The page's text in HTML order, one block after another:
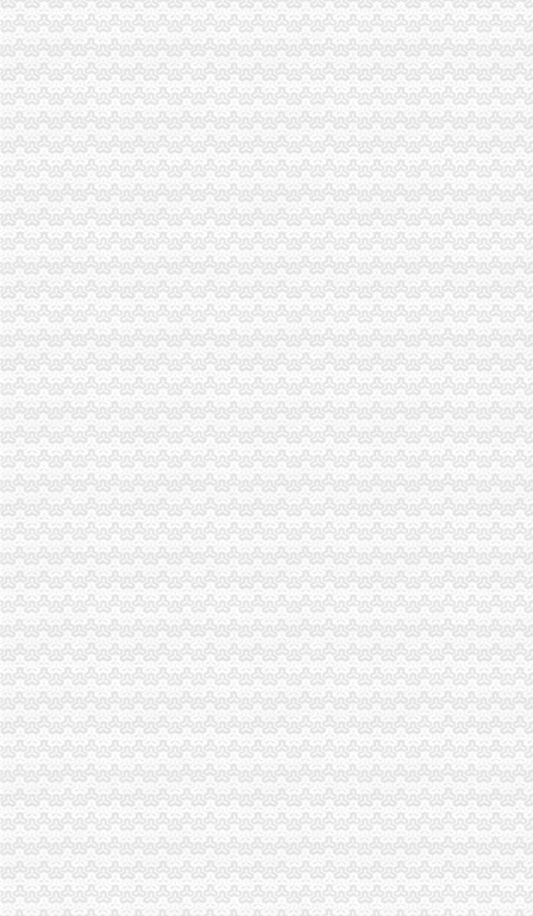
渝中局在解放碑商圈推行 “十五天退换货制”海关报关登记证书受到好评
璧山局“三化”海关报关登记证书全力营造食品安全健康消费环境
长寿区知名商标认定和保护办法出台
涪陵区开展保护注册商标专用权宣周活动
市重庆海关注册局电子商务监管工作在全国工商系统市场网络监管工作会上作
全市劳动模范、重庆海关注册登记先进人物纳入微型企业创业扶持对象
全系统严查七类案件促进“两翼”重庆海关注册登记农户万元增收
《到群众中去——重庆市工商系统“三进三同”重庆海关注册活动纪实》摄影集编
市局召开“保护注册商标专用权”海关报关注册登记证书新闻发布会
渝北局海关报关登记证书四举措加大游走字幕广告集中整
南岸局海关报关登记证书迅速开展辖区电影院食品包装检查
江津局海关报关登记证书四项措施全面提升登记和监管工作质量